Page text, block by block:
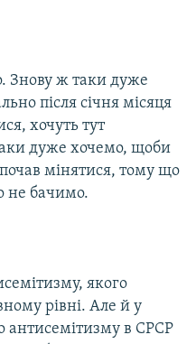
Знову ж таки дуже
після січня місяця
хочуть тут
дуже хочемо, щоби
мінятися, тому що
не бачимо.
якого
рівні. Але й у
антисемітизму в СРСР